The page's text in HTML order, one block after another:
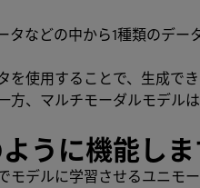
などの中から1種類のデ
使用することで、生成で
方、マルチモーダルモデ
うに機能しま
デルに学習させるユニモ